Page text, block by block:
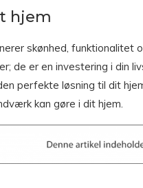
hjem
skønhed, funktionalitet
de er en investering i din
perfekte løsning til dit
kan gøre i dit hjem.